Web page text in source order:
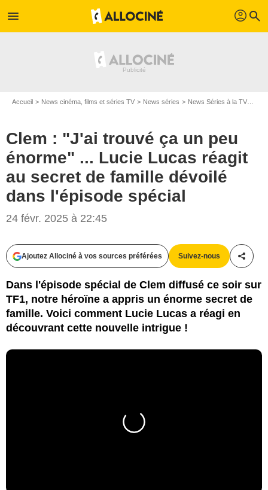
menu profil search
Accueil News cinéma, films et séries TV News séries News Séries à la TV
Clem : "J'ai trouvé ça un peu
énorme" ... Lucie Lucas réagit
au secret de famille dévoilé
dans l'épisode spécial
24 févr. 2025 à 22:45
Ajoutez Allociné à vos sources préférées Suivez-nous
Dans l'épisode spécial de Clem diffusé ce soir sur
TF1, notre héroïne a appris un énorme secret de
famille. Voici comment Lucie Lucas a réagi en
découvrant cette nouvelle intrigue !